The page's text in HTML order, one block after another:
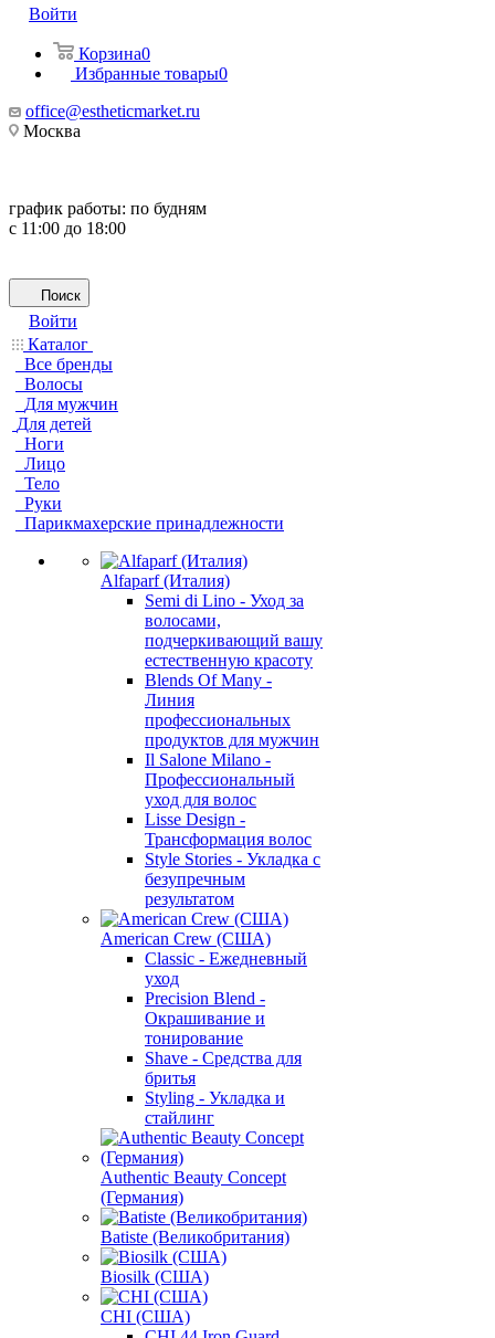
Войти
Корзина0
Избранные товары0
office@estheticmarket.ru
Москва
график работы: по будням
с 11:00 до 18:00
Поиск
Войти
Каталог
Все бренды
Волосы
Для мужчин
Для детей
Ноги
Лицо
Тело
Руки
Парикмахерские принадлежности
Alfaparf (Италия)
Semi di Lino - Уход за
волосами,
подчеркивающий вашу
естественную красоту
Blends Of Many -
Линия
профессиональных
продуктов для мужчин
Il Salone Milano -
Профессиональный
уход для волос
Lisse Design -
Трансформация волос
Style Stories - Укладка с
безупречным
результатом
American Crew (США)
Classic - Ежедневный
уход
Precision Blend -
Окрашивание и
тонирование
Shave - Средства для
бритья
Styling - Укладка и
стайлинг
Authentic Beauty Concept
(Германия)
Batiste (Великобритания)
Biosilk (США)
CHI (США)